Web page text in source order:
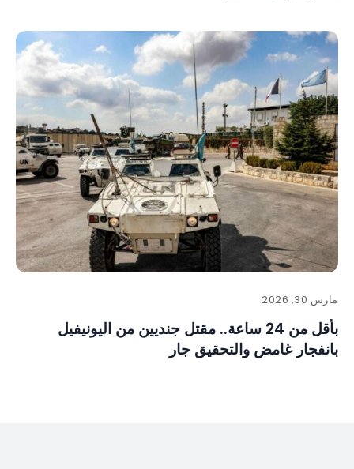
مارس 30, 2026
بأقل من 24 ساعة.. مقتل جنديين من اليونيفيل
بانفجار غامض والتحقيق جار